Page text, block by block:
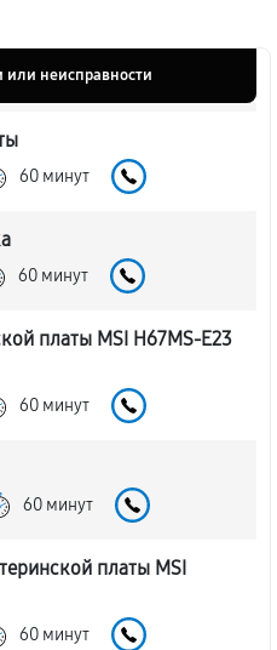
неисправности
60 минут
60 минут
платы MSI H67MS-E23
60 минут
60 минут
платы MSI
60 минут